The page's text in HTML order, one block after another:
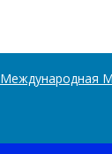
Международная